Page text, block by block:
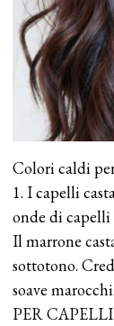
Colori caldi
1. I capelli
onde di capelli
Il marrone
sottotono.
soave
PER